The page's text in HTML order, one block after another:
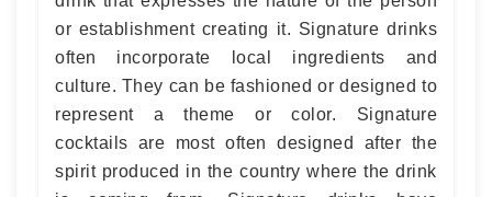
or establishment creating it. Signature drinks
often incorporate local ingredients and
culture. They can be fashioned or designed to
represent a theme or color. Signature
cocktails are most often designed after the
spirit produced in the country where the drink